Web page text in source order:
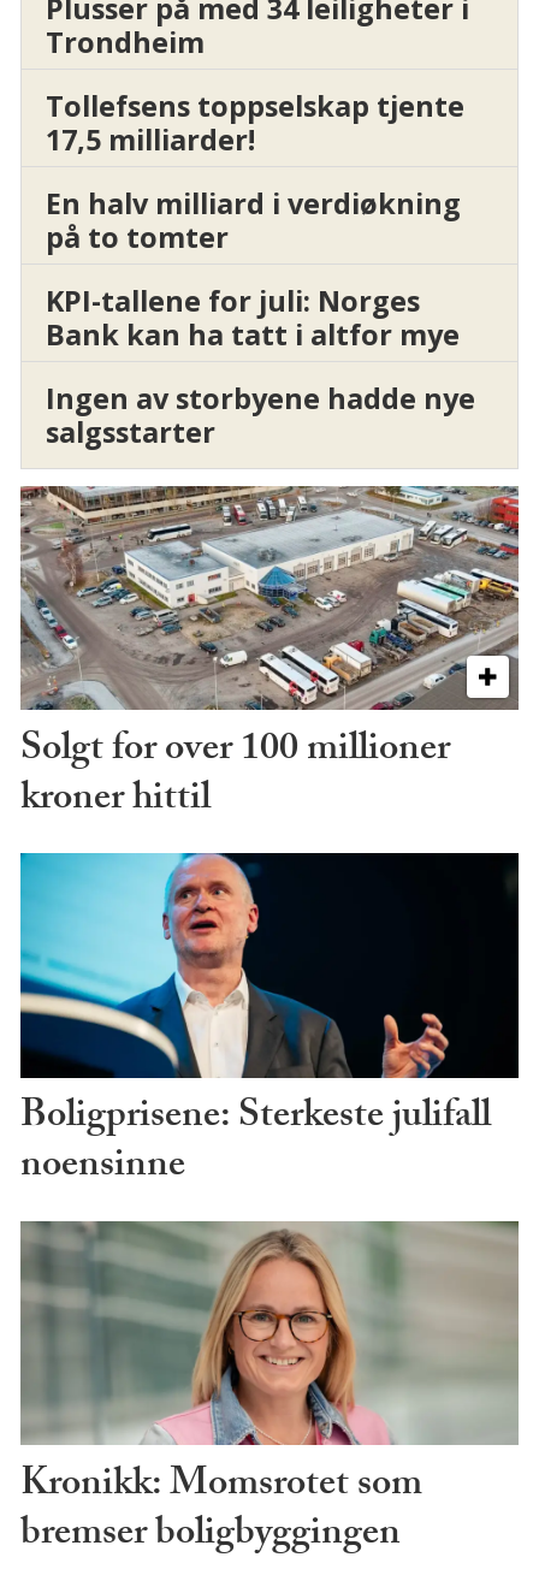
Plusser på med 34 leiligheter i
Trondheim
Tollefsens toppselskap tjente
17,5 milliarder!
En halv milliard i verdiøkning
på to tomter
KPI-tallene for juli: Norges
Bank kan ha tatt i altfor mye
Ingen av storbyene hadde nye
salgsstarter
Solgt for over 100 millioner
kroner hittil
Boligprisene: Sterkeste julifall
noensinne
Kronikk: Momsrotet som
bremser boligbyggingen